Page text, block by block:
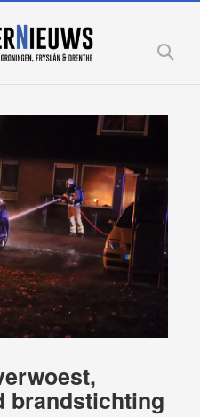
brandstichting